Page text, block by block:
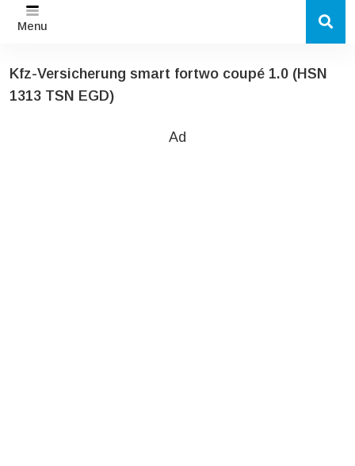
Menu
Kfz-Versicherung smart fortwo coupé 1.0 (HSN
1313 TSN EGD)
Ad